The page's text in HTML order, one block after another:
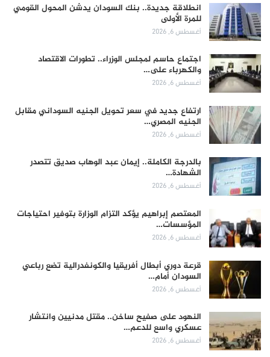
انطلاقة جديدة.. بنك السودان يدشن المحول القومي
للمرة الأولى
أغسطس 6, 2026
اجتماع حاسم لمجلس الوزراء.. تطورات الاقتصاد
والكهرباء على…
أغسطس 6, 2026
ارتفاع جديد في سعر تحويل الجنيه السوداني مقابل
الجنيه المصري…
أغسطس 6, 2026
بالدرجة الكاملة.. إيمان عبد الوهاب صديق تتصدر
الشهادة…
أغسطس 6, 2026
المعتصم إبراهيم يؤكد التزام الوزارة بتوفير احتياجات
المؤسسات…
أغسطس 6, 2026
قرعة دوري أبطال أفريقيا والكونفدرالية تضع رباعي
السودان أمام…
أغسطس 6, 2026
النهود على صفيح ساخن.. مقتل مدنيين وانتشار
عسكري واسع للدعم…
أغسطس 6, 2026